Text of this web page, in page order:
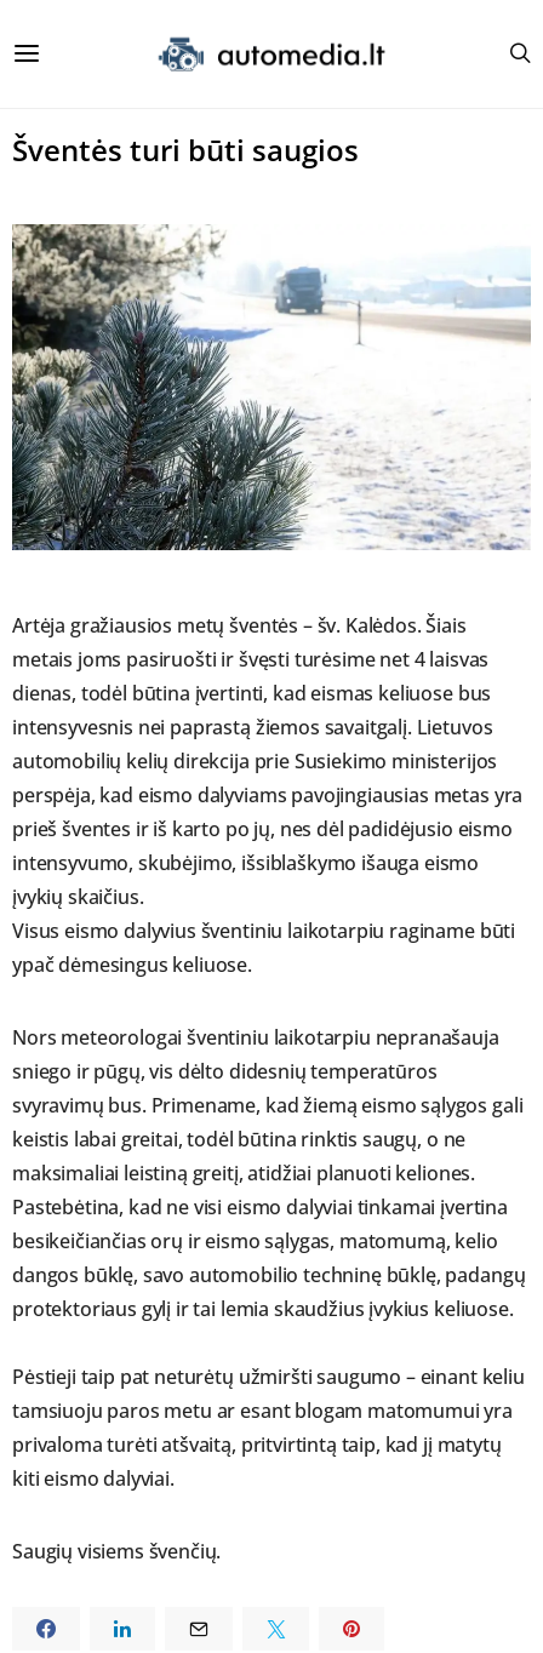
Šventės turi būti saugios
Artėja gražiausios metų šventės – šv. Kalėdos. Šiais
metais joms pasiruošti ir švęsti turėsime net 4 laisvas
dienas, todėl būtina įvertinti, kad eismas keliuose bus
intensyvesnis nei paprastą žiemos savaitgalį. Lietuvos
automobilių kelių direkcija prie Susiekimo ministerijos
perspėja, kad eismo dalyviams pavojingiausias metas yra
prieš šventes ir iš karto po jų, nes dėl padidėjusio eismo
intensyvumo, skubėjimo, išsiblaškymo išauga eismo
įvykių skaičius.
Visus eismo dalyvius šventiniu laikotarpiu raginame būti
ypač dėmesingus keliuose.
Nors meteorologai šventiniu laikotarpiu nepranašauja
sniego ir pūgų, vis dėlto didesnių temperatūros
svyravimų bus. Primename, kad žiemą eismo sąlygos gali
keistis labai greitai, todėl būtina rinktis saugų, o ne
maksimaliai leistiną greitį, atidžiai planuoti keliones.
Pastebėtina, kad ne visi eismo dalyviai tinkamai įvertina
besikeičiančias orų ir eismo sąlygas, matomumą, kelio
dangos būklę, savo automobilio techninę būklę, padangų
protektoriaus gylį ir tai lemia skaudžius įvykius keliuose.
Pėstieji taip pat neturėtų užmiršti saugumo – einant keliu
tamsiuoju paros metu ar esant blogam matomumui yra
privaloma turėti atšvaitą, pritvirtintą taip, kad jį matytų
kiti eismo dalyviai.
Saugių visiems švenčių.